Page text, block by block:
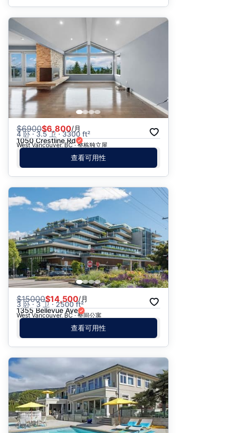
$6900$6,800/月
4 卧 · 3.5 卫 · 3300 ft²
1050 Crestline Rd
West Vancouver, BC · 整栋独立屋
查看可用性
$15000$14,500/月
3 卧 · 3 卫 · 2500 ft²
1355 Bellevue Ave
West Vancouver, BC · 整间公寓
查看可用性